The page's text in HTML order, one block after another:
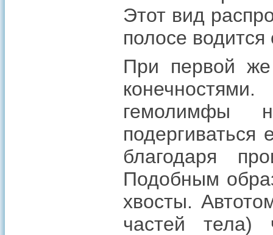
Этот вид
полосе
При первой же
гемолимфы
благодаря
Подобным
хвосты.
частей тела)